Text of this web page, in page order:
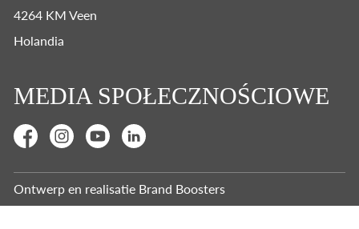
4264 KM Veen
Holandia
MEDIA SPOŁECZNOŚCIOWE
Ontwerp en realisatie Brand Boosters